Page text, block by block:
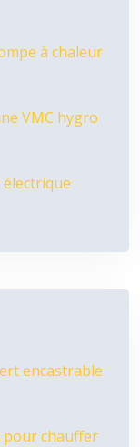
à chaleur
VMC hygro
encastrable
pour chauffer